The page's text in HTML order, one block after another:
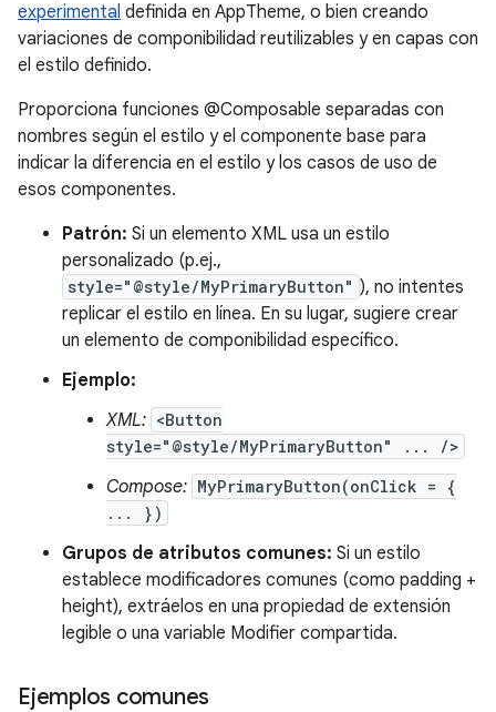
experimental definida en AppTheme, o bien creando
variaciones de componibilidad reutilizables y en capas con
el estilo definido.
Proporciona funciones @Composable separadas con
nombres según el estilo y el componente base para
indicar la diferencia en el estilo y los casos de uso de
esos componentes.
Patrón: Si un elemento XML usa un estilo
personalizado (p.ej.,
style="@style/MyPrimaryButton" ), no intentes
replicar el estilo en línea. En su lugar, sugiere crear
un elemento de componibilidad específico.
Ejemplo:
XML: <Button
style="@style/MyPrimaryButton" ... />
Compose: MyPrimaryButton(onClick = {
... })
Grupos de atributos comunes: Si un estilo
establece modificadores comunes (como padding +
height), extráelos en una propiedad de extensión
legible o una variable Modifier compartida.
Ejemplos comunes